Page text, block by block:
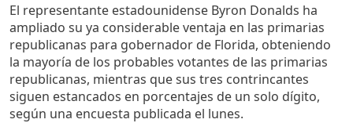
El representante estadounidense Byron Donalds ha
ampliado su ya considerable ventaja en las primarias
republicanas para gobernador de Florida, obteniendo
la mayoría de los probables votantes de las primarias
republicanas, mientras que sus tres contrincantes
siguen estancados en porcentajes de un solo dígito,
según una encuesta publicada el lunes.